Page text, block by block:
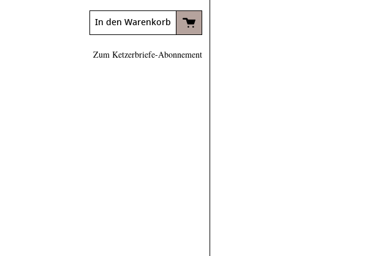
In den Warenkorb
Zum Ketzerbriefe-Abonnement